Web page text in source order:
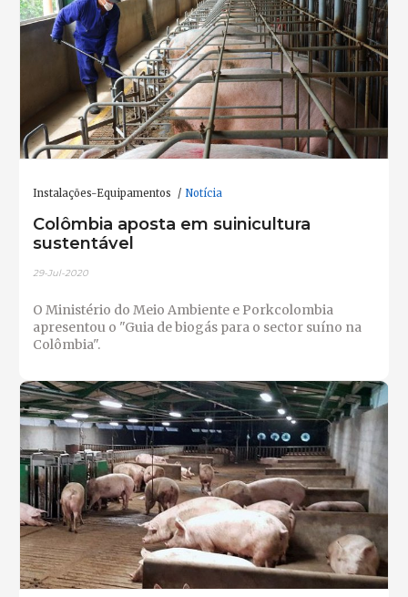
Instalações-Equipamentos Notícia
Colômbia aposta em suinicultura
sustentável
29-Jul-2020
O Ministério do Meio Ambiente e Porkcolombia
apresentou o "Guia de biogás para o sector suíno na
Colômbia".